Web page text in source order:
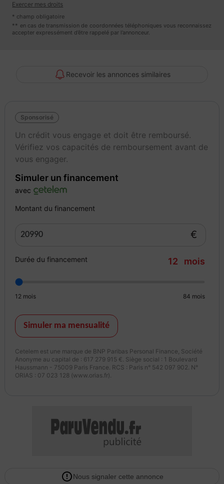
Prix hors frais de mise à la route (294 euros ttc) incluant :
- Garantie 6 mois EU
- Protection juridique
Options :
Roue de secours à encombrement réduit, plancher de coffre
modulable, outillage de bord et cric
NOIR
Exercer mes droits
* champ obligatoire
** en cas de transmission de coordonnées téléphoniques vous reconnaissez
accepter expressément d’être rappelé par l’annonceur.
Recevoir les annonces similaires
Sponsorisé
Un crédit vous engage et doit être remboursé.
Vérifiez vos capacités de remboursement avant de
vous engager.
Simuler un financement
avec
Montant du financement
€
Durée du financement 12 mois
12 mois 84 mois
Simuler ma mensualité
Cetelem est une marque de BNP Paribas Personal Finance, Société
Anonyme au capital de : 617 279 915 €. Siège social : 1 Boulevard
Haussmann - 75009 Paris France. RCS : Paris n° 542 097 902. N°
ORIAS : 07 023 128 (www.orias.fr).
Nous signaler cette annonce